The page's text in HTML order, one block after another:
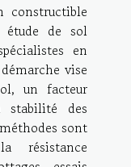
constructible
étude de sol
en
vise
un facteur
stabilité des
sont
résistance